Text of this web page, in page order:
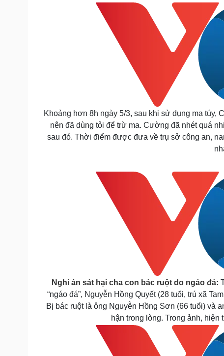
Khoảng hơn 8h ngày 5/3, sau khi sử dụng ma túy,
nên đã dùng tỏi để trừ ma. Cường đã nhét quá
sau đó. Thời điểm được đưa về trụ sở công an,
Nghi án sát hại cha con bác ruột do ngáo đá:
“ngáo đá”, Nguyễn Hồng Quyết (28 tuổi, trú xã
Bị bác ruột là ông Nguyễn Hồng Sơn (66 tuổi) và
hận trong lòng. Trong ảnh,